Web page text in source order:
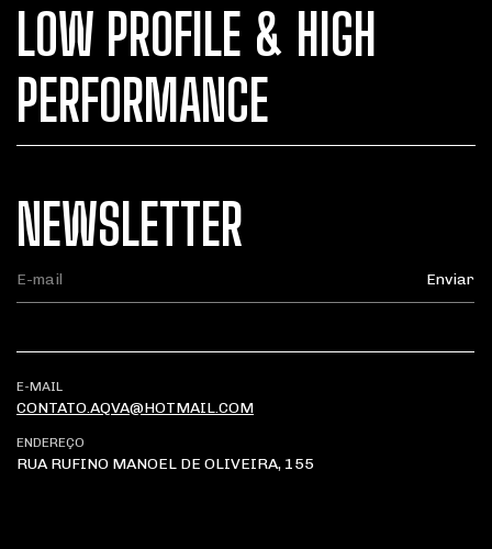
LOW PROFILE & HIGH
PERFORMANCE
NEWSLETTER
E-MAIL
CONTATO.AQVA@HOTMAIL.COM
ENDEREÇO
RUA RUFINO MANOEL DE OLIVEIRA, 155